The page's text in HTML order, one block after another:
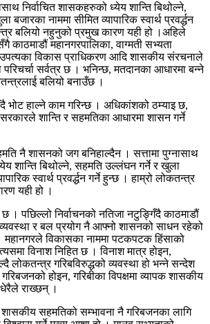
निर्वाचित शासकहरुको ध्येय शान्ति बिथोल्ने,
नाममा सीमित व्यापारिक स्वार्थ प्रवर्द्धन
बलियो नहुनुको प्रमुख कारण यही हो ।अहिले
काठमाडौं महानगरपालिका, वाग्मती सभ्यता
विकास प्राधिकरण आदि शासकीय संरचनाले
सर्वत्र छ । भनिन्छ, मतदानका आधारमा बन्ने
बलियो बनाउँछ ।
भोट हाल्ने काम गरिन्छ । अधिकांशको ठम्याइ छ,
शान्ति र सहमतिका आधारमा शासन गर्ने
नै शासनको जग बनिहाल्दैन । सत्तामा पुग्नासाथ
शान्ति बिथोल्ने, सहमति उल्लंघन गर्ने र खुला
स्वार्थ प्रवर्द्धन गर्ने हुन्छ । हाम्रो लोकतन्त्र
यही हो ।
। पछिल्लो निर्वाचनको नतिजा नटुङ्गिँदै काठमाडौं
र बल प्रयोग नै आफ्नो शासनको साधन रहेको
महानगरले विकासका नाममा पटकपटक हिंसाको
विनाश निहित छ । विनाश मात्र होइन,
लोकतन्त्र गरिबविरुद्धको व्यवस्था हो भन्ने सन्देश
होइन, गरिबीका विपक्षमा व्यापक शासकीय
राख्छन् ।
शासकीय सहमतिको सम्भावना नै गरिबजनका लागि